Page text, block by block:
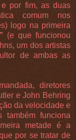
por fim, as duas
comum nos
logo na primeira
(e que funcionou
um dos artistas
de ambas as
diretores
e John Behring
da velocidade e
também funciona
metade é a
por se tratar de